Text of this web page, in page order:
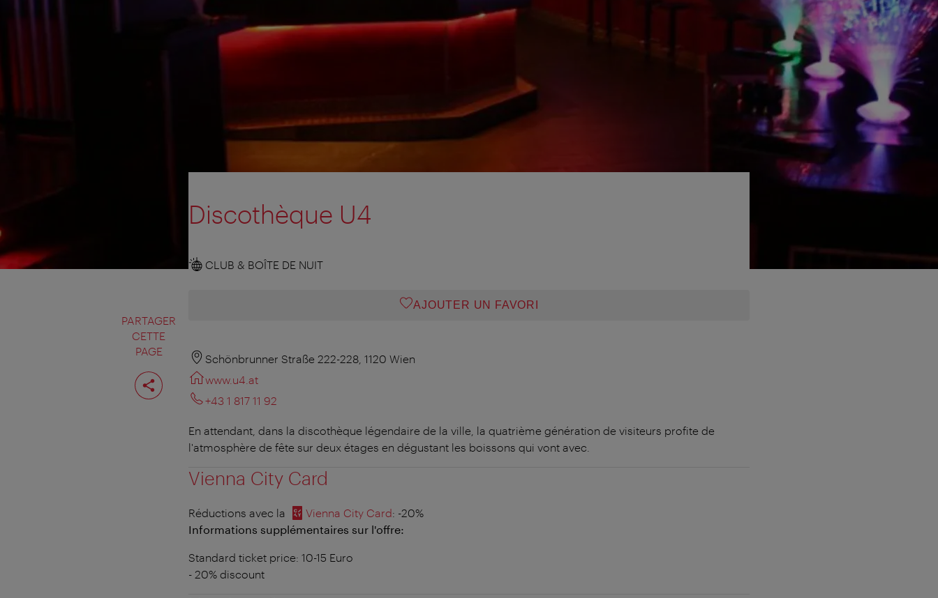
PARTAGER
CETTE
PAGE
Partager
cette
page
Discothèque U4
CLUB & BOÎTE DE NUIT
AJOUTER UN FAVORI
Schönbrunner Straße 222-228, 1120 Wien
www.u4.at
+43 1 817 11 92
En attendant, dans la discothèque légendaire de la ville, la quatrième génération de visiteurs profite de
l'atmosphère de fête sur deux étages en dégustant les boissons qui vont avec.
Vienna City Card
Réductions avec la Vienna City Card: -20%
Informations supplémentaires sur l'offre:
Standard ticket price: 10-15 Euro
- 20% discount